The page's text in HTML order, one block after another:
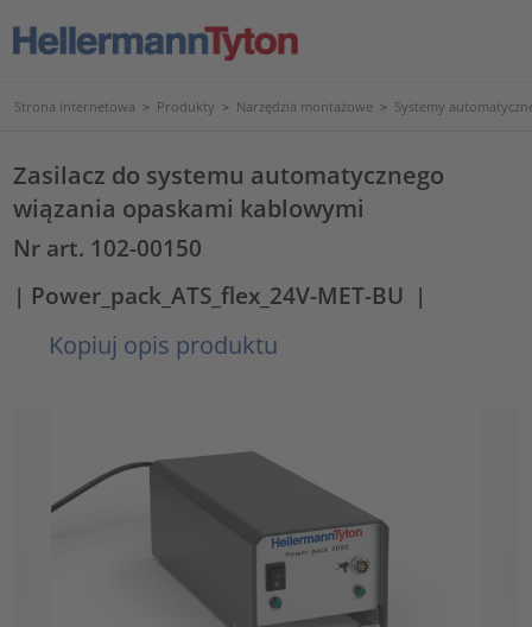
Strona internetowa > Produkty > Narzędzia montażowe > Systemy
Zasilacz do systemu automatycznego
wiązania opaskami kablowymi
Nr art. 102-00150
| Power_pack_ATS_flex_24V-MET-BU |
Kopiuj opis produktu